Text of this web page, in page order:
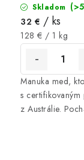
Skladom
32 € / ks
Jednotková
cena:
128 € / 1 kg
Manuka med,
s certifikovaným
z Austrálie.